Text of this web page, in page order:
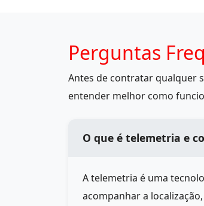
Perguntas
Antes de contratar qualquer
entender melhor como
O que é telemetria e
A telemetria é uma
acompanhar a